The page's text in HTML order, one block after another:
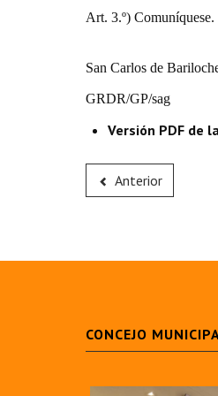
Art. 3.º)
San Carlos de
GRDR/GP/sag
Versión PDF de
Anterior
CONCEJO